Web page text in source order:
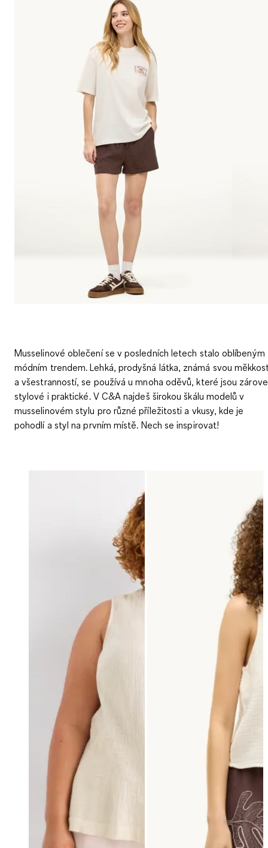
Musselinové oblečení se v posledních letech stalo oblíbeným
módním trendem. Lehká, prodyšná látka, známá svou
a všestranností, se používá u mnoha oděvů, které jsou
stylové i praktické. V C&A najdeš širokou škálu modelů v
musselinovém stylu pro různé příležitosti a vkusy, kde je
pohodlí a styl na prvním místě. Nech se inspirovat!